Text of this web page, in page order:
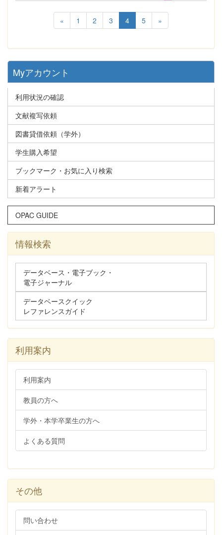
« 1 2 3 4 5 »
Myアカウント
利用状況の確認
文献複写依頼
図書貸借依頼（学外）
学生購入希望
ブックマーク・お気に入り検索
新着アラート
OPAC GUIDE
情報検索
データベース・電子ブック・
電子ジャーナル
データベースクイック
レファレンスガイド
利用案内
利用案内
教員の方へ
学外・本学卒業生の方へ
よくある質問
その他
問い合わせ